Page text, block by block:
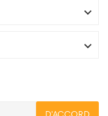

